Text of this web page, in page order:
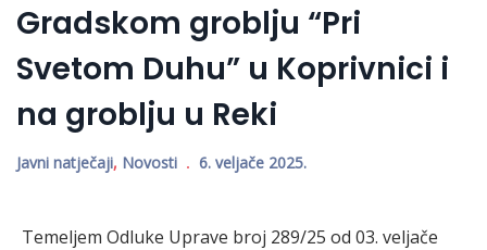
Gradskom groblju “Pri
Svetom Duhu” u Koprivnici i
na groblju u Reki
Javni natječaji, Novosti 6. veljače 2025.
Temeljem Odluke Uprave broj 289/25 od 03. veljače